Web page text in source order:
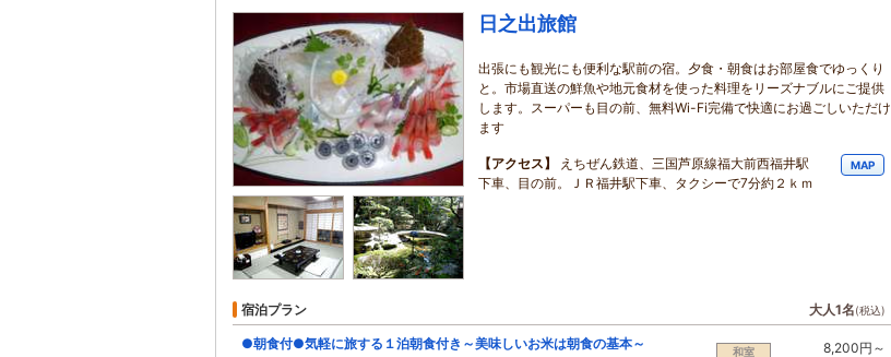
日之出旅館
出張にも観光にも便利な駅前の宿。夕食・朝食はお部屋食でゆっくり
と。市場直送の鮮魚や地元食材を使った料理をリーズナブルにご提供
します。スーパーも目の前、無料Wi-Fi完備で快適にお過ごしいただけ
ます
【アクセス】
えちぜん鉄道、三国芦原線福大前西福井駅
下車、目の前。ＪＲ福井駅下車、タクシーで7分約２ｋｍ
MAP
宿泊プラン 大人1名(税込)
●朝食付●気軽に旅する１泊朝食付き～美味しいお米は朝食の基本～ 和室 8,200円～